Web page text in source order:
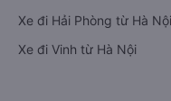
Xe đi Hải Phòng từ Hà Nội
Xe đi Vinh từ Hà Nội